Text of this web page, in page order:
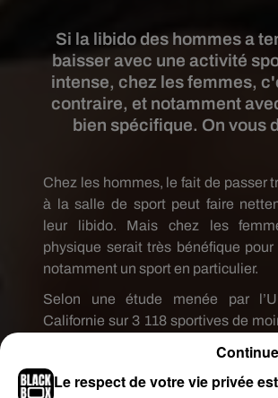
Si la libido des hommes a
baisser avec une activité
intense, chez les femmes,
contraire, et notamment
bien spécifique. On vous
Chez les hommes, le fait de passer
à la salle de sport peut faire
leur libido.
Mais chez les
physique serait très bénéfique pour
notamment un sport en particulier.
Selon une étude menée par
Californie sur 3 118 sportives de
, les femmes
cyclisme de façon régulière ont
Le respect de votre vie privée